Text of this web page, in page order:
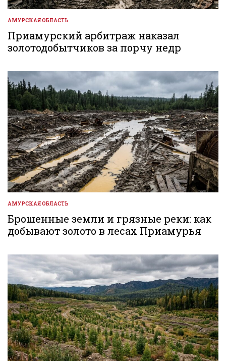
ОПУБЛИКОВАНО
В
АМУРСКАЯ ОБЛАСТЬ
Приамурский арбитраж наказал
золотодобытчиков за порчу недр
ОПУБЛИКОВАНО
В
АМУРСКАЯ ОБЛАСТЬ
Брошенные земли и грязные реки: как
добывают золото в лесах Приамурья